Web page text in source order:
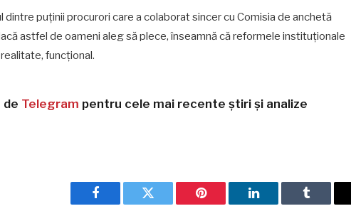
dintre puținii procurori care a colaborat sincer cu Comisia de anchetă
astfel de oameni aleg să plece, înseamnă că reformele instituționale
funcțional.
de Telegram pentru cele mai recente știri și analize
Facebook Twitter Pinterest LinkedIn Tumblr